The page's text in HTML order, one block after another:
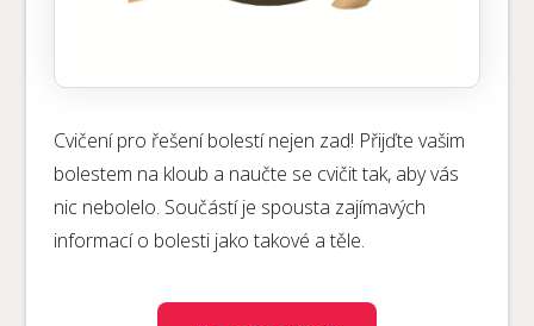
Cvičení pro řešení bolestí nejen zad! Přijďte vašim
bolestem na kloub a naučte se cvičit tak, aby vás
nic nebolelo. Součástí je spousta zajímavých
informací o bolesti jako takové a těle.